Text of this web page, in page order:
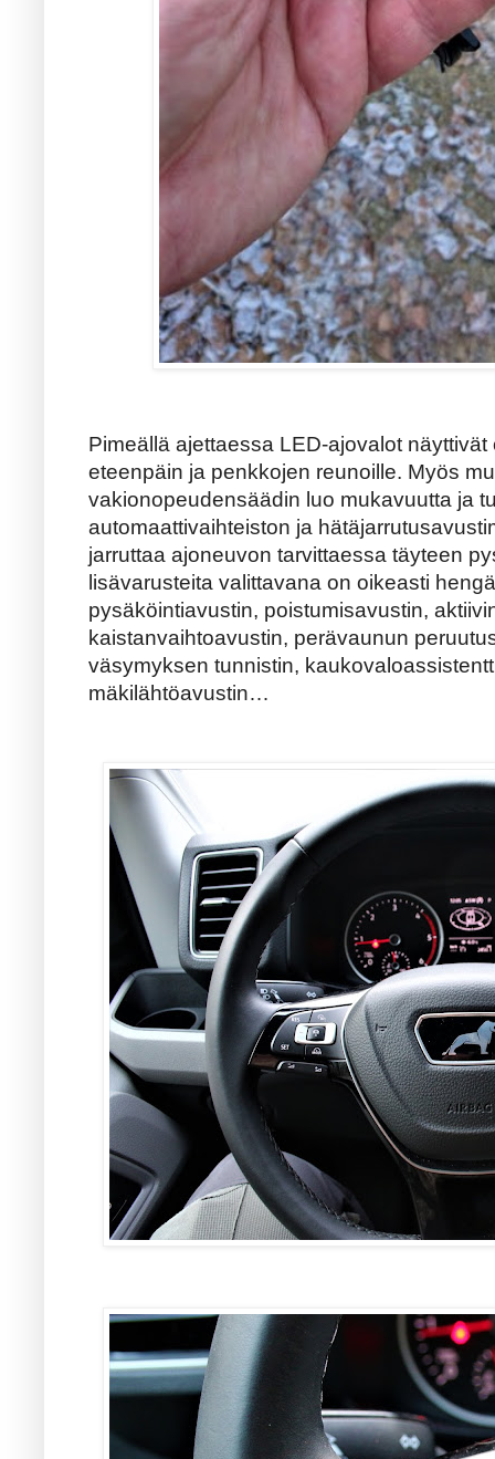
Pimeällä ajettaessa LED-ajovalot
eteenpäin ja penkkojen reunoille. Myös
vakionopeudensäädin luo mukavuutta ja
automaattivaihteiston ja
jarruttaa ajoneuvon tarvittaessa täyteen
lisävarusteita valittavana on oikeasti
pysäköintiavustin, poistumisavustin,
kaistanvaihtoavustin, perävaunun
väsymyksen tunnistin,
mäkilähtöavustin…